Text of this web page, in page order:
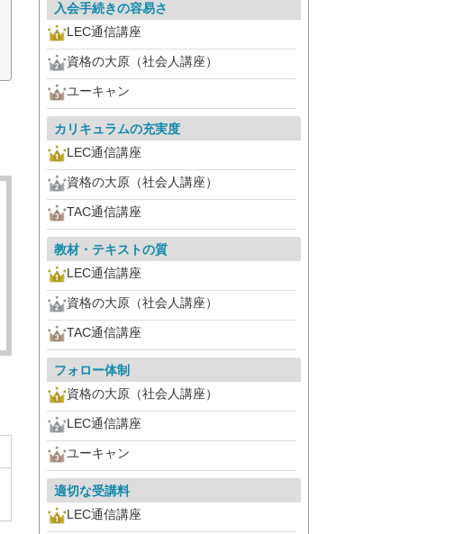
入会手続きの容易さ
LEC通信講座
資格の大原（社会人講座）
ユーキャン
カリキュラムの充実度
LEC通信講座
資格の大原（社会人講座）
TAC通信講座
教材・テキストの質
LEC通信講座
資格の大原（社会人講座）
TAC通信講座
フォロー体制
資格の大原（社会人講座）
LEC通信講座
ユーキャン
適切な受講料
LEC通信講座